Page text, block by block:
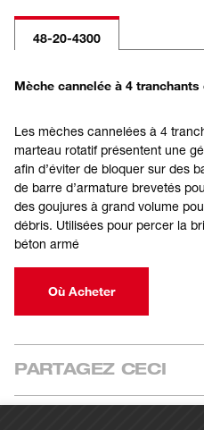
48-20-4300
Mèche cannelée à 4
Les mèches cannelées à 4
marteau rotatif présentent une
afin d’éviter de bloquer sur des
de barre d’armature brevetés
des goujures à grand volume
débris. Utilisées pour percer la
béton armé
Où Acheter
PARTAGEZ CECI